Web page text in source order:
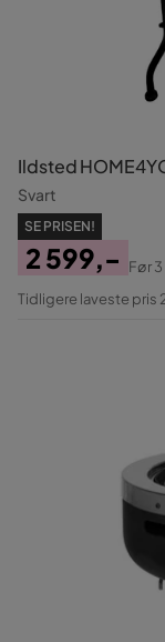
Ildsted
Svart
SE PRISEN!
Pris
2 599,-
Original
Før
Tidligere laveste pris